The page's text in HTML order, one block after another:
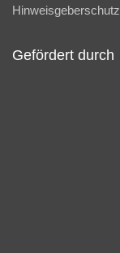
Hinweisgeberschutz
Gefördert durch